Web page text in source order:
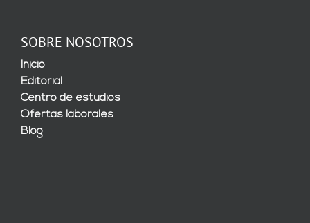
SOBRE NOSOTROS
Inicio
Editorial
Centro de estudios
Ofertas laborales
Blog